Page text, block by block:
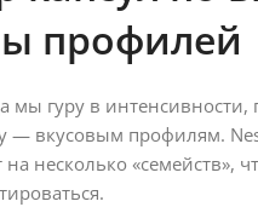
профилей
мы гуру в
— вкусовым профилям.
на несколько «семейств»,